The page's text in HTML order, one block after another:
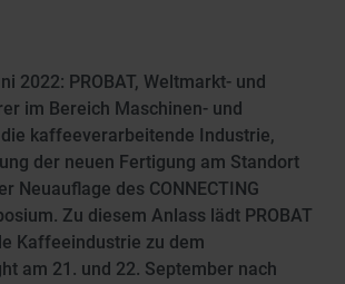
2022: PROBAT, Weltmarkt- und
im Bereich Maschinen- und
kaffeeverarbeitende Industrie,
der neuen Fertigung am Standort
Neuauflage des CONNECTING
Zu diesem Anlass lädt PROBAT
Kaffeeindustrie zu dem
am 21. und 22. September nach